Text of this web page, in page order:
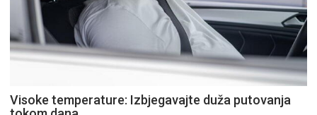
Visoke temperature: Izbjegavajte duža putovanja